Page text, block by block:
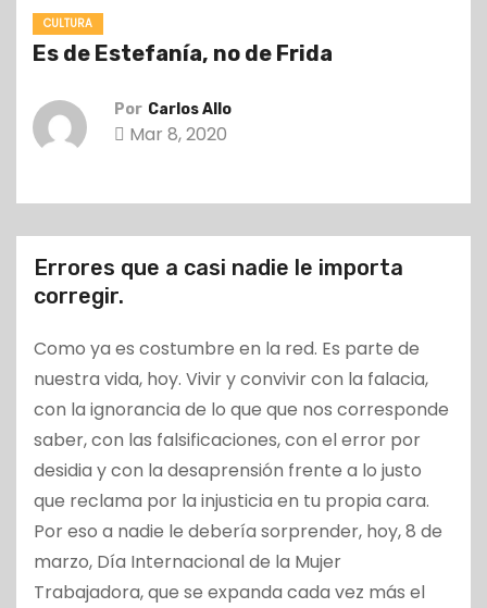
CULTURA
Es de Estefanía, no de Frida
Por Carlos Allo
Mar 8, 2020
Errores que a casi nadie le importa
corregir.
Como ya es costumbre en la red. Es parte de
nuestra vida, hoy. Vivir y convivir con la falacia,
con la ignorancia de lo que que nos corresponde
saber, con las falsificaciones, con el error por
desidia y con la desaprensión frente a lo justo
que reclama por la injusticia en tu propia cara.
Por eso a nadie le debería sorprender, hoy, 8 de
marzo, Día Internacional de la Mujer
Trabajadora, que se expanda cada vez más el